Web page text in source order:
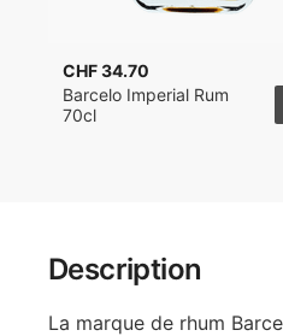
Description
La marque de rhum
CHF 34.70
Barcelo Imperial Rum
70cl